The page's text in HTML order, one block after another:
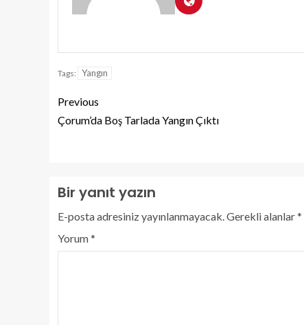
Tags: Yangın
Previous
Çorum’da Boş Tarlada Yangın Çıktı
Bir yanıt yazın
E-posta adresiniz yayınlanmayacak.Gerekli alanlar*
Yorum*